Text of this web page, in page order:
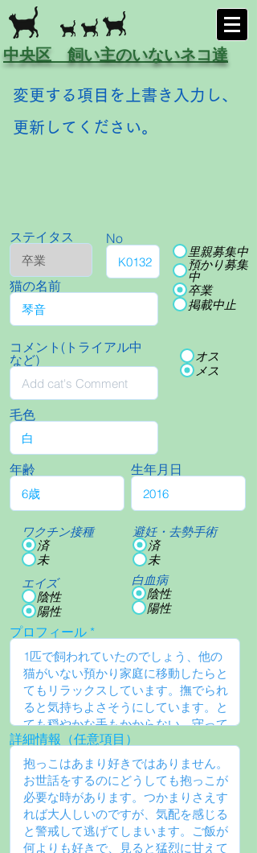
中央区 飼い主のいないネコ達
変更する項目を上書き入力し、
更新してください。
ステイタス No
猫の名前
里親募集中
預かり募集
中
卒業
掲載中止
コメント(トライアル中
など)
オス
メス
毛色
年齢
ワクチン接種
済
未
エイズ
陰性
陽性
生年月日
避妊・去勢手術
済
未
白血病
陰性
陽性
プロフィール
詳細情報（任意項目）